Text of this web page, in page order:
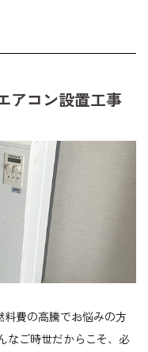
アコン設置工事
費の高騰でお悩みの方
なご時世だからこそ、必